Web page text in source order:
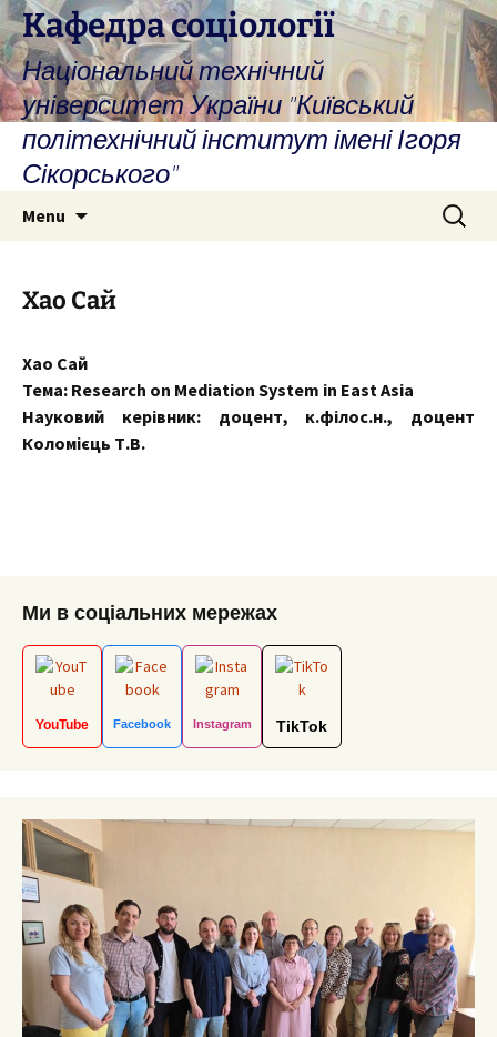
Skip
to
content
Кафедра соціології
Національний технічний
університет України "Київський
політехнічний інститут імені Ігоря
Сікорського"
Menu
Search
for:
Хао Сай
Хао Сай
Тема: Research on Mediation System in East Asia
Науковий керівник: доцент, к.філос.н., доцент
Коломієць Т.В.
Ми в соціальних мережах
YouTube Facebook Instagram TikTok